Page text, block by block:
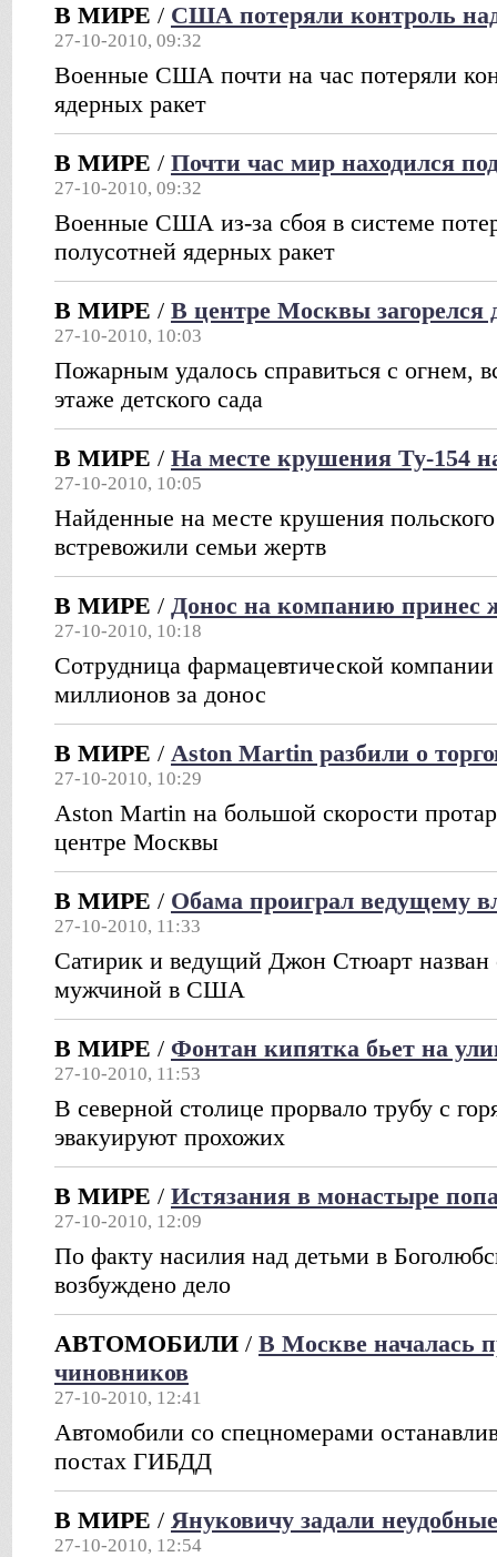
В МИРЕ / США потеряли контроль
27-10-2010, 09:32
Военные США почти на час потеряли
ядерных ракет
В МИРЕ / Почти час мир находился
27-10-2010, 09:32
Военные США из-за сбоя в системе
полусотней ядерных ракет
В МИРЕ / В центре Москвы загорелся
27-10-2010, 10:03
Пожарным удалось справиться с огнем,
этаже детского сада
В МИРЕ / На месте крушения Ту-154
27-10-2010, 10:05
Найденные на месте крушения
встревожили семьи жертв
В МИРЕ / Донос на компанию принес
27-10-2010, 10:18
Сотрудница фармацевтической
миллионов за донос
В МИРЕ / Aston Martin разбили о
27-10-2010, 10:29
Aston Martin на большой скорости
центре Москвы
В МИРЕ / Обама проиграл ведущему
27-10-2010, 11:33
Cатирик и ведущий Джон Стюарт
мужчиной в США
В МИРЕ / Фонтан кипятка бьет на
27-10-2010, 11:53
В cеверной столице прорвало трубу с
эвакуируют прохожих
В МИРЕ / Истязания в монастыре
27-10-2010, 12:09
По факту насилия над детьми в
возбуждено дело
АВТОМОБИЛИ / В Москве началась
чиновников
27-10-2010, 12:41
Автомобили со спецномерами
постах ГИБДД
В МИРЕ / Януковичу задали
27-10-2010, 12:54